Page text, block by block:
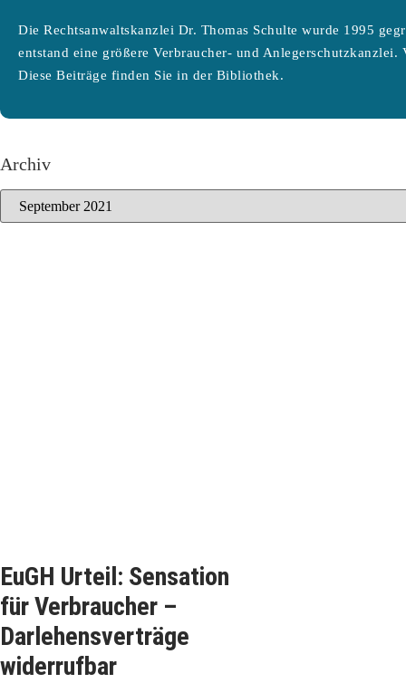
Die Rechtsanwaltskanzlei Dr. Thomas Schulte wurde 1995
entstand eine größere Verbraucher- und
Diese Beiträge finden Sie in der Bibliothek.
Archiv
EuGH Urteil: Sensation
für Verbraucher –
Darlehensverträge
widerrufbar